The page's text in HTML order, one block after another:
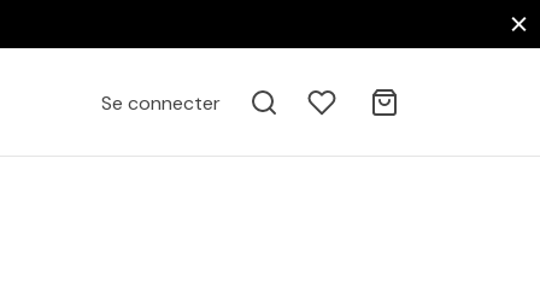
Se connecter